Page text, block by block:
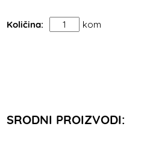
Količina: kom
SRODNI PROIZVODI: